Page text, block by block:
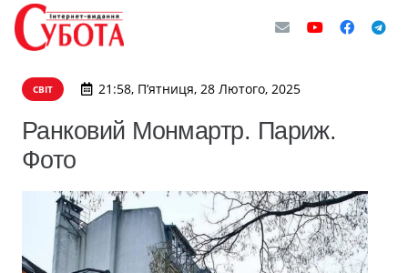
СВІТ 21:58, П’ятниця, 28 Лютого, 2025
Ранковий Монмартр. Париж.
Фото